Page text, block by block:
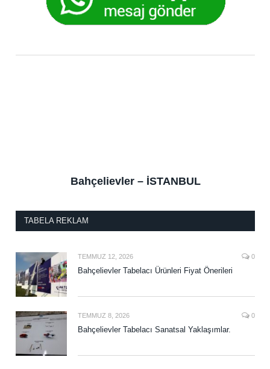
Bahçelievler – İSTANBUL
TABELA REKLAM
TEMMUZ 12, 2026 0
Bahçelievler Tabelacı Ürünleri Fiyat Önerileri
TEMMUZ 8, 2026 0
Bahçelievler Tabelacı Sanatsal Yaklaşımlar.